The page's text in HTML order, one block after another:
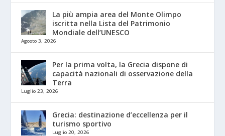
La più ampia area del Monte Olimpo
iscritta nella Lista del Patrimonio
Mondiale dell’UNESCO
Agosto 3, 2026
Per la prima volta, la Grecia dispone di
capacità nazionali di osservazione della
Terra
Luglio 23, 2026
Grecia: destinazione d’eccellenza per il
turismo sportivo
Luglio 20, 2026